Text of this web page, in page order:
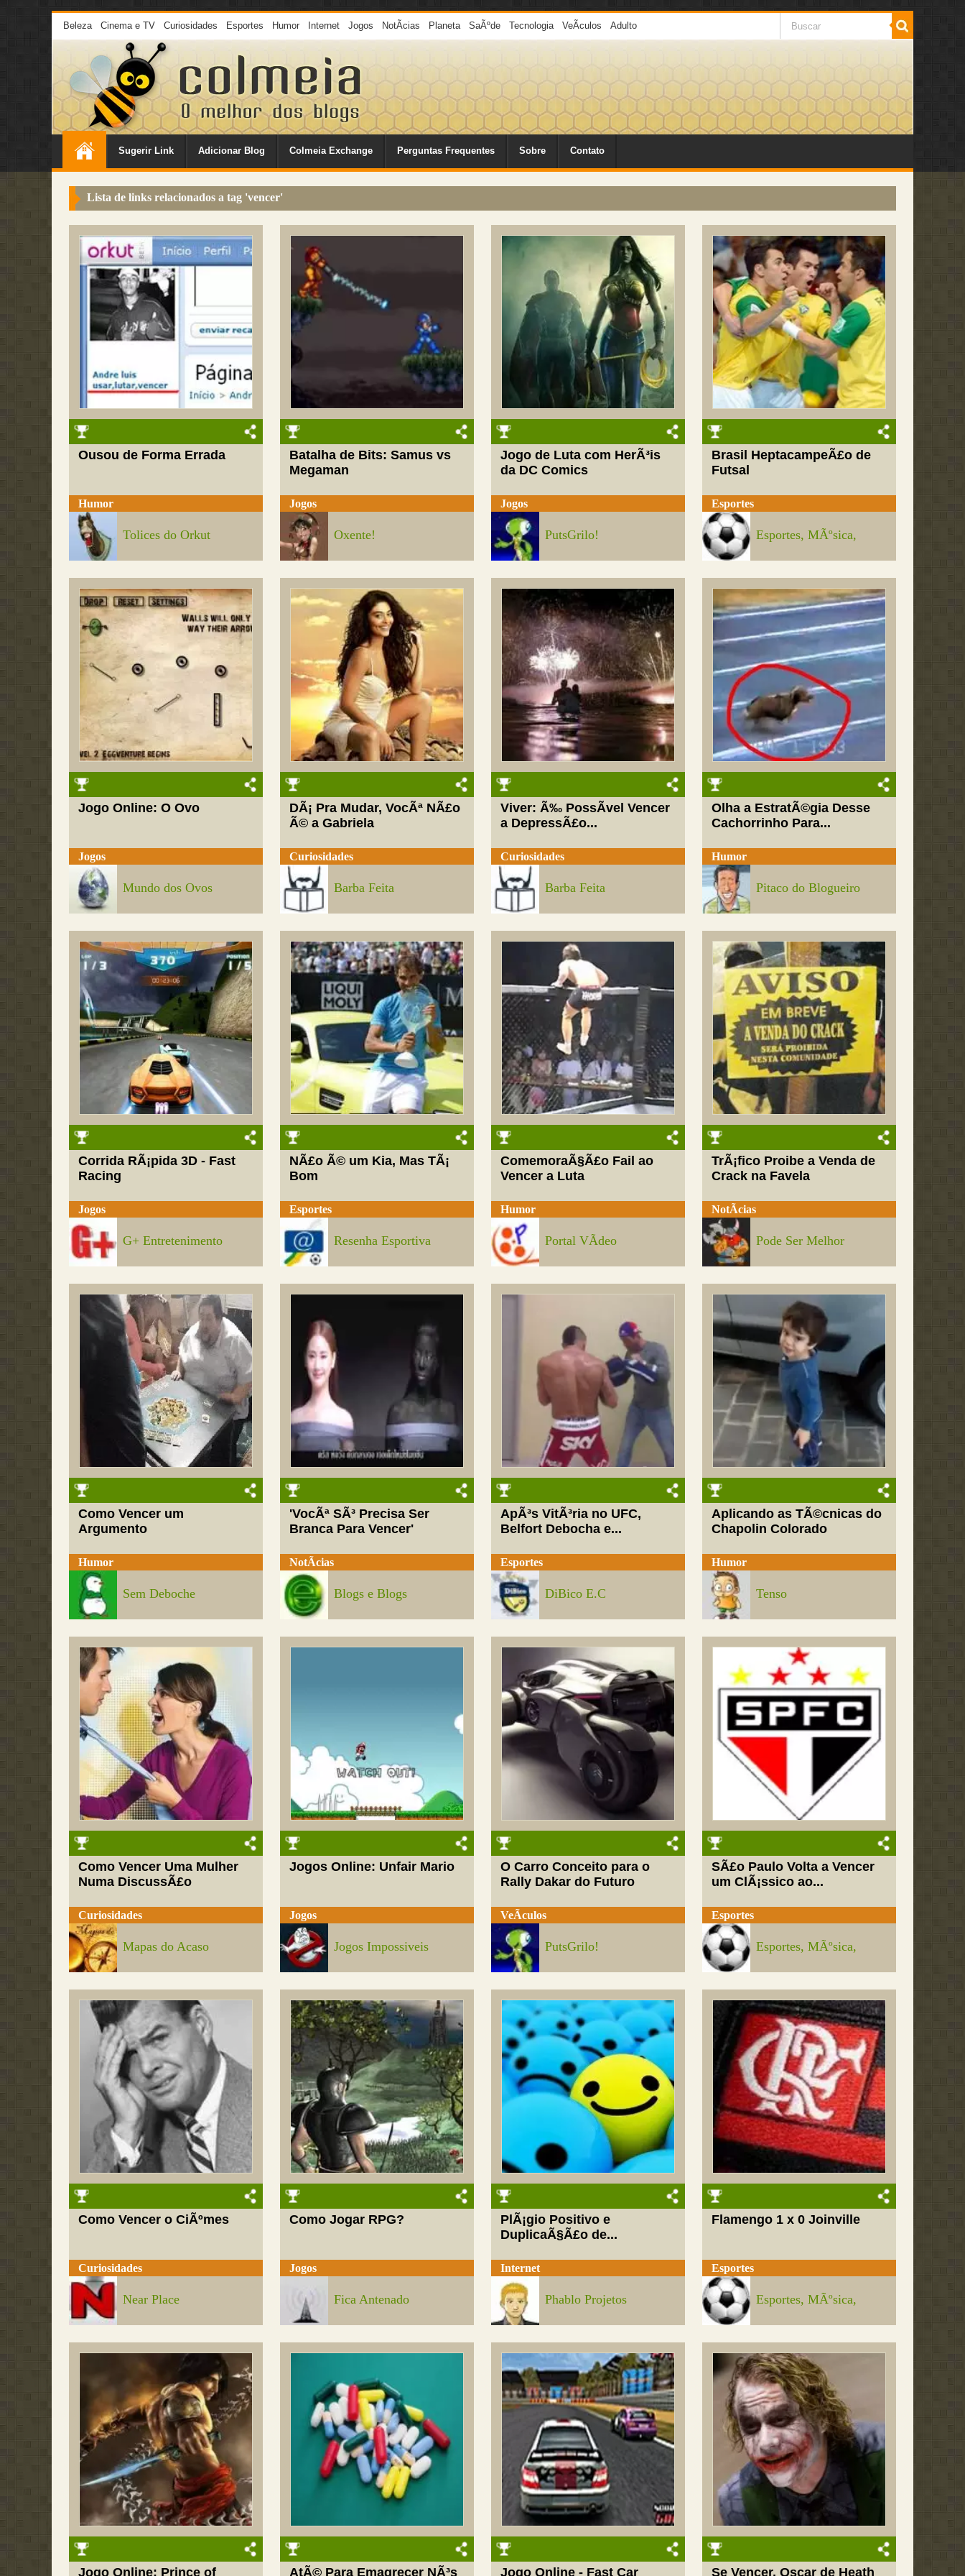
Beleza Cinema e TV Curiosidades Esportes Humor Internet Jogos NotÃ­cias Planeta SaÃºde Tecnologia VeÃ­culos Adulto
Sugerir Link Adicionar Blog Colmeia Exchange Perguntas Frequentes Sobre Contato
Lista de links relacionados a tag 'vencer'
Ousou de Forma Errada
Humor
Tolices do Orkut
Batalha de Bits: Samus vs
Megaman
Jogos
Oxente!
Jogo de Luta com HerÃ³is
da DC Comics
Jogos
PutsGrilo!
Brasil HeptacampeÃ£o de
Futsal
Esportes
Esportes, MÃºsica,
Jogo Online: O Ovo
Jogos
Mundo dos Ovos
DÃ¡ Pra Mudar, VocÃª NÃ£o
Ã© a Gabriela
Curiosidades
Barba Feita
Viver: Ã‰ PossÃ­vel Vencer
a DepressÃ£o...
Curiosidades
Barba Feita
Olha a EstratÃ©gia Desse
Cachorrinho Para...
Humor
Pitaco do Blogueiro
Corrida RÃ¡pida 3D - Fast
Racing
Jogos
G+ Entretenimento
NÃ£o Ã© um Kia, Mas TÃ¡
Bom
Esportes
Resenha Esportiva
ComemoraÃ§Ã£o Fail ao
Vencer a Luta
Humor
Portal VÃ­deo
TrÃ¡fico Proibe a Venda de
Crack na Favela
NotÃ­cias
Pode Ser Melhor
Como Vencer um
Argumento
Humor
Sem Deboche
'VocÃª SÃ³ Precisa Ser
Branca Para Vencer'
NotÃ­cias
Blogs e Blogs
ApÃ³s VitÃ³ria no UFC,
Belfort Debocha e...
Esportes
DiBico E.C
Aplicando as TÃ©cnicas do
Chapolin Colorado
Humor
Tenso
Como Vencer Uma Mulher
Numa DiscussÃ£o
Curiosidades
Mapas do Acaso
Jogos Online: Unfair Mario
Jogos
Jogos Impossiveis
O Carro Conceito para o
Rally Dakar do Futuro
VeÃ­culos
PutsGrilo!
SÃ£o Paulo Volta a Vencer
um ClÃ¡ssico ao...
Esportes
Esportes, MÃºsica,
Como Vencer o CiÃºmes
Curiosidades
Near Place
Como Jogar RPG?
Jogos
Fica Antenado
PlÃ¡gio Positivo e
DuplicaÃ§Ã£o de...
Internet
Phablo Projetos
Flamengo 1 x 0 Joinville
Esportes
Esportes, MÃºsica,
Jogo Online: Prince of AtÃ© Para Emagrecer NÃ³s Jogo Online - Fast Car Se Vencer, Oscar de Heath